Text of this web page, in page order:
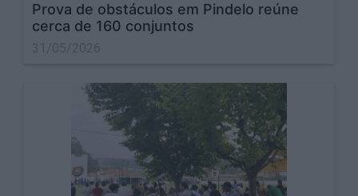
Prova de obstáculos em Pindelo reúne
cerca de 160 conjuntos